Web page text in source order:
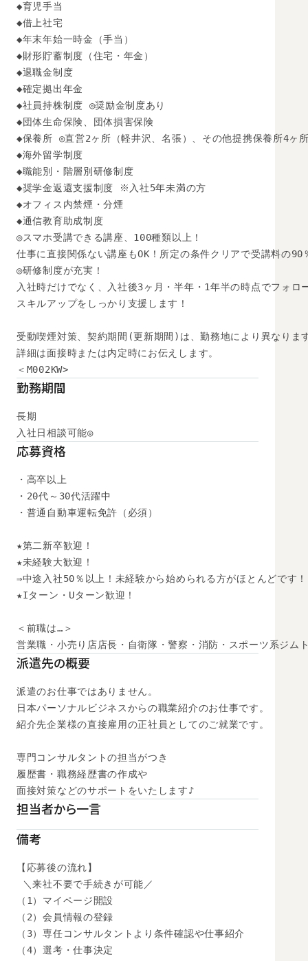
◆育児手当
◆借上社宅
◆年末年始一時金（手当）
◆財形貯蓄制度（住宅・年金）
◆退職金制度
◆確定拠出年金
◆社員持株制度 ◎奨励金制度あり
◆団体生命保険、団体損害保険
◆保養所 ◎直営2ヶ所（軽井沢、名張）、その他提携保養所4ヶ
◆海外留学制度
◆職能別・階層別研修制度
◆奨学金返還支援制度 ※入社5年未満の方
◆オフィス内禁煙・分煙
◆通信教育助成制度
◎スマホ受講できる講座、100種類以上！
仕事に直接関係ない講座もOK！所定の条件クリアで受講料の90
◎研修制度が充実！
入社時だけでなく、入社後3ヶ月・半年・1年半の時点でフォロ
スキルアップをしっかり支援します！
受動喫煙対策、契約期間(更新期間)は、勤務地により異なりま
詳細は面接時または内定時にお伝えします。
＜M002KW>
勤務期間
長期
入社日相談可能◎
応募資格
・高卒以上
・20代～30代活躍中
・普通自動車運転免許（必須）
★第二新卒歓迎！
★未経験大歓迎！
⇒中途入社50％以上！未経験から始められる方がほとんどです！
★Iターン・Uターン歓迎！
＜前職は…＞
営業職・小売り店店長・自衛隊・警察・消防・スポーツ系ジ
派遣先の概要
派遣のお仕事ではありません。
日本パーソナルビジネスからの職業紹介のお仕事です。
紹介先企業様の直接雇用の正社員としてのご就業です。
専門コンサルタントの担当がつき
履歴書・職務経歴書の作成や
面接対策などのサポートをいたします♪
担当者から一言
備考
【応募後の流れ】
＼来社不要で手続きが可能／
（1）マイページ開設
（2）会員情報の登録
（3）専任コンサルタントより条件確認や仕事紹介
（4）選考・仕事決定